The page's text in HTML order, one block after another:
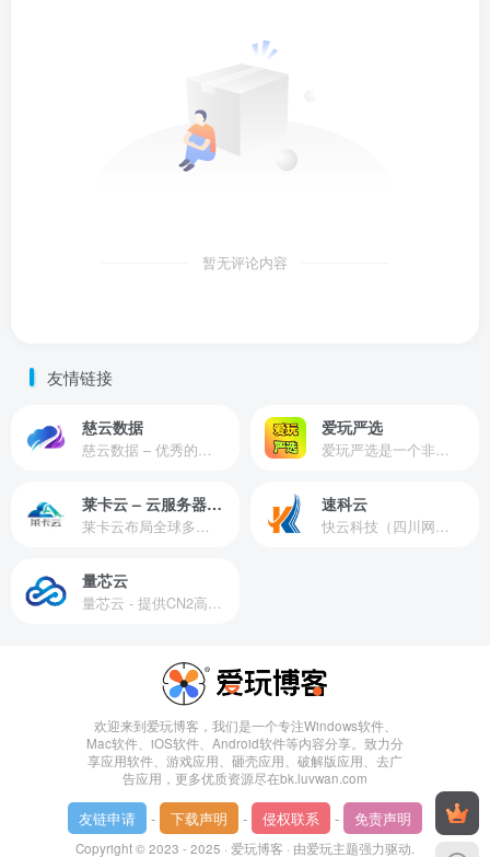
暂无评论内容
友情链接
慈云数据
慈云数据 – 优秀的云服务器服务商，提供最具有性价比的产品。慈云数据是开发者必不可少的良心云
爱玩严选
爱玩严选是一个非常有保障且性价比极高的虚拟商城，包括但不限于苹果证书、技术指导、会员充值等多种虚拟服务！
莱卡云 – 云服务器提供商
莱卡云布局全球多个地理区域。提供服务有：境外云服务器、国内云服务器、独立服务器、服务器托管、CDN、SSL证书、游戏服务器等业务。
速科云
快云科技（四川网联快云科技有限公司）成立于2021年，主营互联网业务平台服务提供商。公司专注为用户提供低价高性能云计算产品，致力于云计算应用的易用性开发，并引导云计算在国内普及
量芯云
量芯云 - 提供CN2高速香港美国云服务器&专业高防服务器租用等云服务器供应商
欢迎来到爱玩博客，我们是一个专注Windows软件、
Mac软件、iOS软件、Android软件等内容分享。致力分
享应用软件、游戏应用、砸壳应用、破解版应用、去广
告应用，更多优质资源尽在bk.luvwan.com
友链申请 - 下载声明 - 侵权联系 - 免责声明
Copyright © 2023 - 2025 · 爱玩博客 · 由爱玩主题强力驱动.